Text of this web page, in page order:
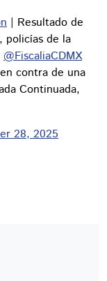
| Resultado de
policías de la
@FiscaliaCDMX
contra de una
Continuada,
28, 2025